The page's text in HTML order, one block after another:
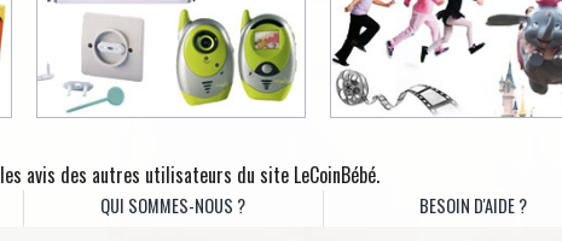
les avis des autres utilisateurs du site LeCoinBébé.
QUI SOMMES-NOUS ? BESOIN D'AIDE ?